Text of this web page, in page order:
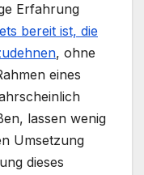
Erfahrung
bereit ist, die
, ohne
eines
lassen wenig
Umsetzung
dieses